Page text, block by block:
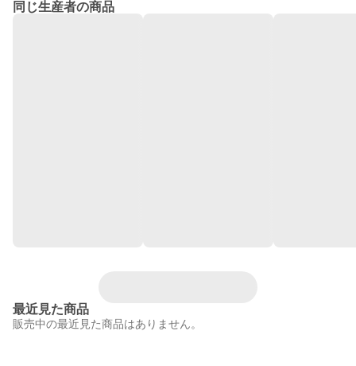
同じ生産者の商品
最近見た商品
販売中の最近見た商品はありません。